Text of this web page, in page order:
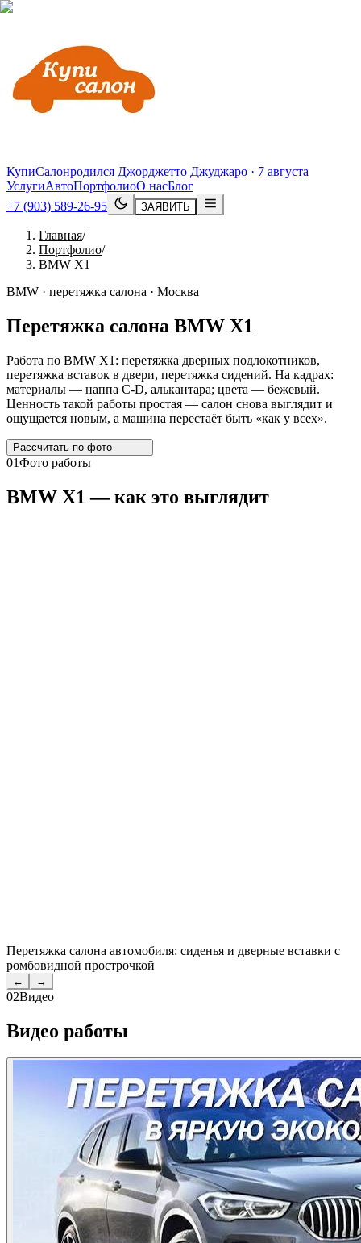
КупиСалонродился Джорджетто Джуджаро · 7 августа
УслугиАвтоПортфолиоО насБлог
+7 (903) 589-26-95
ЗАЯВИТЬ
Главная/
Портфолио/
BMW X1
BMW · перетяжка салона · Москва
Перетяжка салона BMW X1
Работа по BMW X1: перетяжка дверных подлокотников,
перетяжка вставок в двери, перетяжка сидений. На кадрах:
материалы — наппа C-D, алькантара; цвета — бежевый.
Ценность такой работы простая — салон снова выглядит и
ощущается новым, а машина перестаёт быть «как у всех».
Рассчитать по фото
01Фото работы
BMW X1 — как это выглядит
Перетяжка салона автомобиля: сиденья и дверные вставки с
ромбовидной прострочкой
← →
02Видео
Видео работы